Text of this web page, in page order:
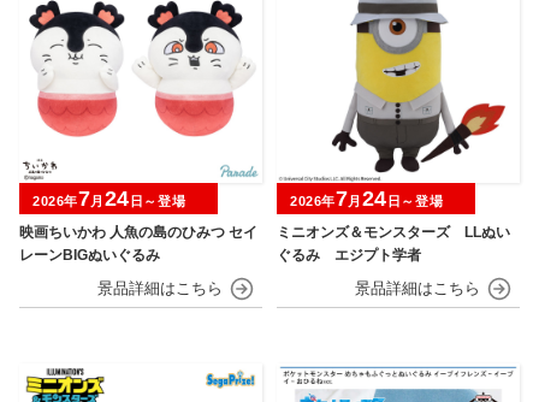
映画ちいかわ 人魚の島のひみつ セイ
レーンBIGぬいぐるみ
2026年7月 24 日～登場
ミニオンズ＆モンスターズ LLぬい
ぐるみ エジプト学者
2026年7月 24 日～登場